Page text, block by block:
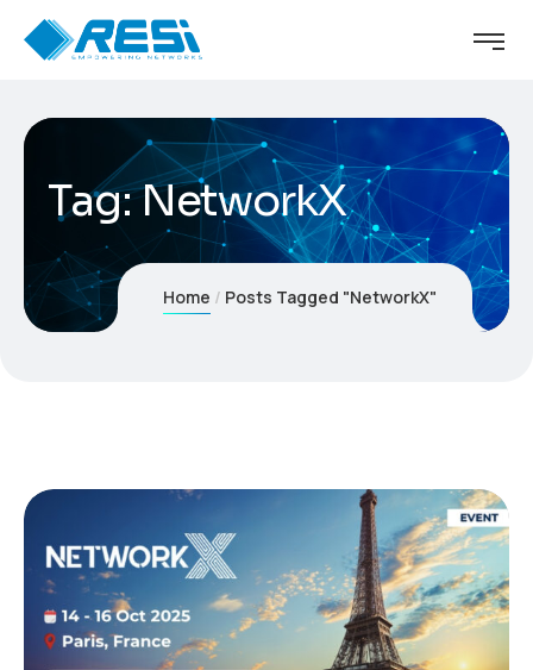
Tag:NetworkX
Home Posts Tagged "NetworkX"